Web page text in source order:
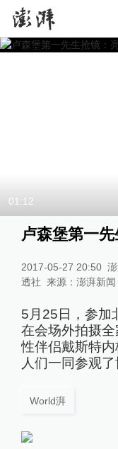
01:12
卢森堡第一
2017-05-27 20:50
透社 来源： 澎湃新闻
5月25日，参加
在会场外拍摄
性伴侣戴斯特
人们一同参观了
World湃